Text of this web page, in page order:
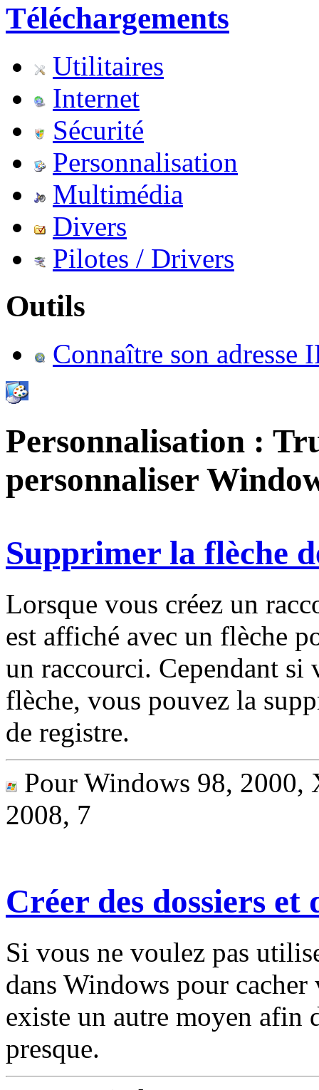
Téléchargements
Utilitaires
Internet
Sécurité
Personnalisation
Multimédia
Divers
Pilotes / Drivers
Outils
Connaître son adresse
Personnalisation :
personnaliser
Supprimer la flèche
Lorsque vous créez un
est affiché avec un flèche
un raccourci. Cependant si
flèche, vous pouvez la
de registre.
Pour Windows 98, 2000,
2008, 7
Créer des dossiers
Si vous ne voulez pas
dans Windows pour
existe un autre moyen afin
presque.